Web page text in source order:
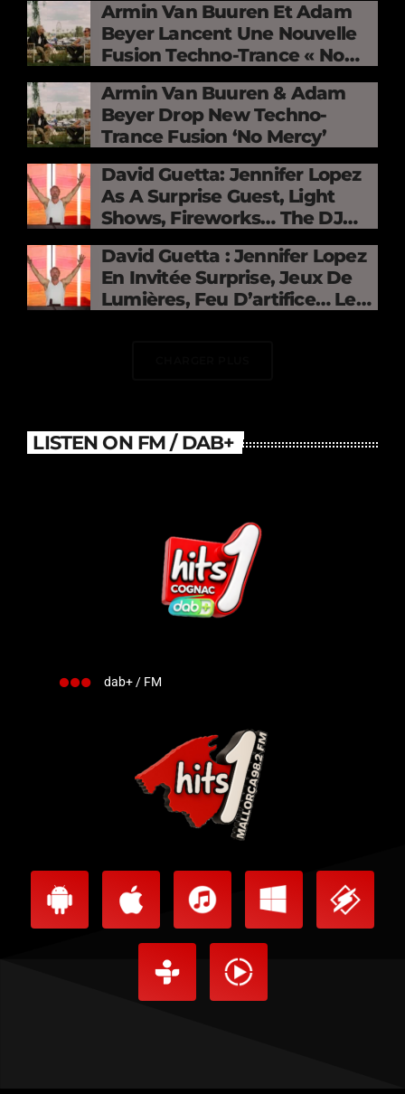
Armin Van Buuren Et Adam
Beyer Lancent Une Nouvelle
Fusion Techno-Trance « No
Mercy »
Armin Van Buuren & Adam
Beyer Drop New Techno-
Trance Fusion ‘No Mercy’
David Guetta: Jennifer Lopez
As A Surprise Guest, Light
Shows, Fireworks… The DJ
Electrifies The Stade De
France
David Guetta : Jennifer Lopez
En Invitée Surprise, Jeux De
Lumières, Feu D’artifice… Le
LISTEN ON FM / DAB+
dab+ / FM